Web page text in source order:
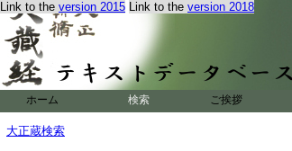
Link to the version 2015 Link to the version 2018
ホーム 検索 ご挨拶
大正蔵検索